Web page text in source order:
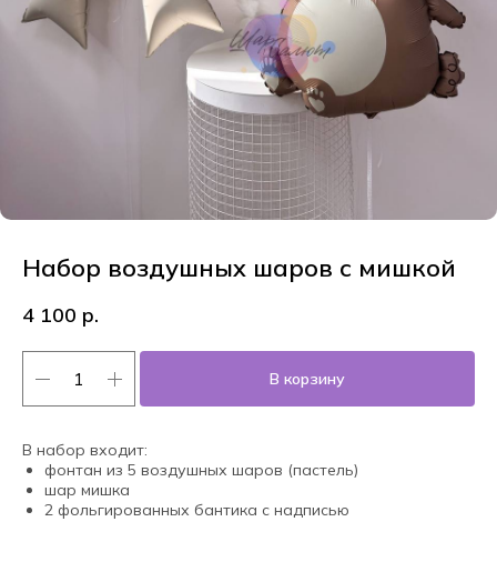
Набор воздушных шаров с мишкой
4 100 р.
В корзину
В набор входит:
фонтан из 5 воздушных шаров (пастель)
шар мишка
2 фольгированных бантика с надписью